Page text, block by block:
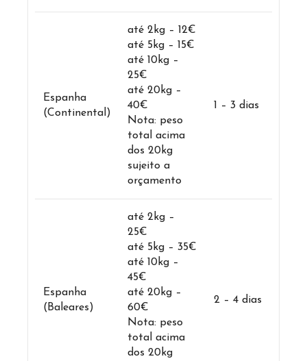
Espanha
(Continental)
até 2kg – 12€
até 5kg – 15€
até 10kg –
25€
até 20kg –
40€
Nota: peso
total acima
dos 20kg
sujeito a
orçamento
1 – 3 dias
Espanha
(Baleares)
até 2kg –
25€
até 5kg – 35€
até 10kg –
45€
até 20kg –
60€
Nota: peso
total acima
dos 20kg
2 – 4 dias